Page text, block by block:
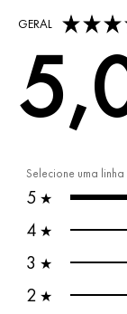
Selecione uma
5 ★
4 ★
3 ★
2 ★
GERAL
5,0 out of 5 stars